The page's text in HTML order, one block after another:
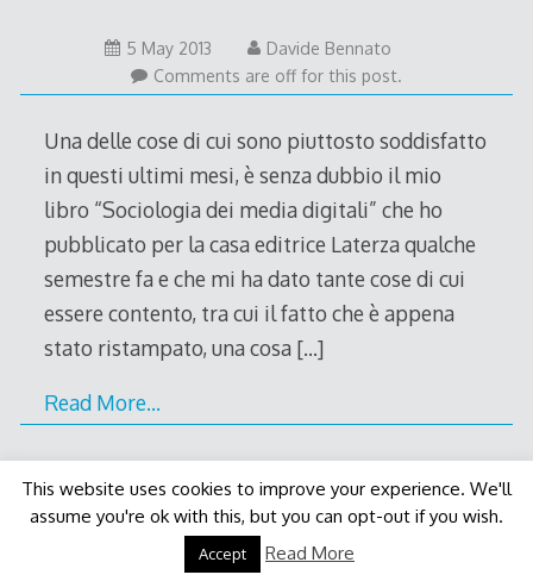
5 May 2013
May
2013
Davide Bennato
Comments are off for this post.
Una delle cose di cui sono piuttosto soddisfatto
in questi ultimi mesi, è senza dubbio il mio
libro “Sociologia dei media digitali” che ho
pubblicato per la casa editrice Laterza qualche
semestre fa e che mi ha dato tante cose di cui
essere contento, tra cui il fatto che è appena
stato ristampato, una cosa […]
Read More…
Decode Themeby Macho Themes
This website uses cookies to improve your experience. We'll
assume you're ok with this, but you can opt-out if you wish.
Accept Read More